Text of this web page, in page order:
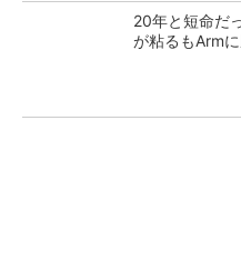
20年と短命だ
が粘るもArm